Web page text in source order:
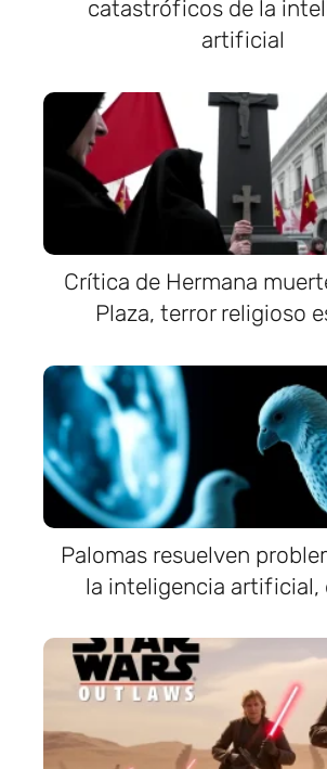
catastróficos de la
artificial
Crítica de Hermana
Plaza, terror religioso
Palomas resuelven
la inteligencia artificial,